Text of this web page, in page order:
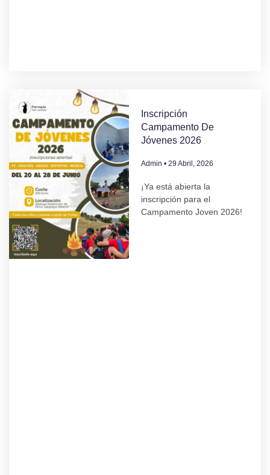
Inscripción
Campamento De
Jóvenes 2026
Admin 29 Abril, 2026
¡Ya está abierta la
inscripción para el
Campamento Joven 2026!